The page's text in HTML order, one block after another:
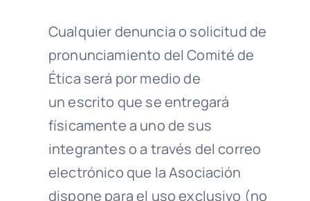
Cualquier denuncia o solicitud de
pronunciamiento del Comité de
Ética será por medio de
un escrito que se entregará
físicamente a uno de sus
integrantes o a través del correo
electrónico que la Asociación
dispone para el uso exclusivo (no